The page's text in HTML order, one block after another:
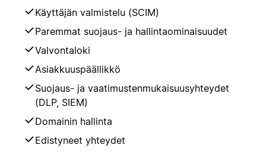
Käyttäjän valmistelu (SCIM)
Paremmat suojaus- ja hallintaominaisuudet
Valvontaloki
Asiakkuuspäällikkö
Suojaus- ja vaatimustenmukaisuusyhteydet
(DLP, SIEM)
Domainin hallinta
Edistyneet yhteydet